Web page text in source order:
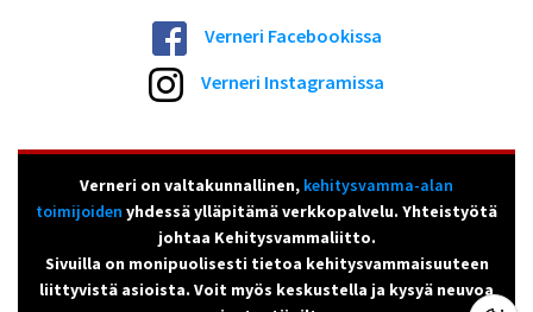
Verneri Facebookissa
Verneri Instagramissa
Verneri on valtakunnallinen, kehitysvamma-alan
toimijoiden yhdessä ylläpitämä verkkopalvelu. Yhteistyötä
johtaa Kehitysvammaliitto.
Sivuilla on monipuolisesti tietoa kehitysvammaisuuteen
liittyvistä asioista. Voit myös keskustella ja kysyä neuvoa